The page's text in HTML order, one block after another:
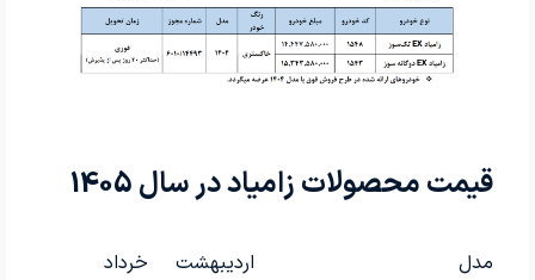
قیمت محصولات زامیاد در سال 1405
مدل اردیبهشت
خرداد